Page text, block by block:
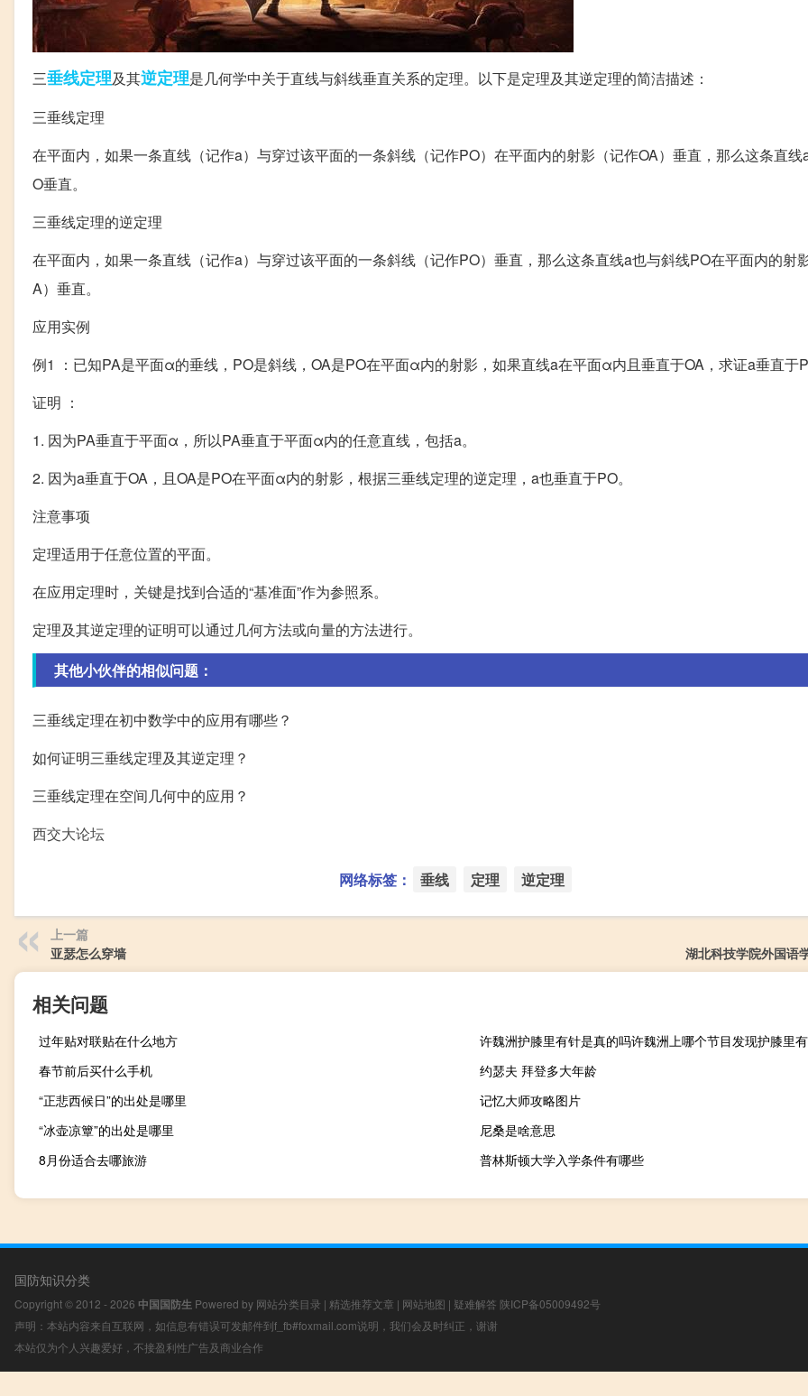
三垂线定理及其逆定理是几何学中关于直线与斜线垂直关系的定理。以下是定理及其逆定理的简洁描述：
三垂线定理
在平面内，如果一条直线（记作a）与穿过该平面的一条斜线（记作PO）在平面内的射影（记作OA）垂直，那么这条直线
O垂直。
三垂线定理的逆定理
在平面内，如果一条直线（记作a）与穿过该平面的一条斜线（记作PO）垂直，那么这条直线a也与斜线PO在平面内的射
A）垂直。
应用实例
例1 ：已知PA是平面α的垂线，PO是斜线，OA是PO在平面α内的射影，如果直线a在平面α内且垂直于OA，求证a垂直于
证明 ：
1. 因为PA垂直于平面α，所以PA垂直于平面α内的任意直线，包括a。
2. 因为a垂直于OA，且OA是PO在平面α内的射影，根据三垂线定理的逆定理，a也垂直于PO。
注意事项
定理适用于任意位置的平面。
在应用定理时，关键是找到合适的“基准面”作为参照系。
定理及其逆定理的证明可以通过几何方法或向量的方法进行。
其他小伙伴的相似问题：
三垂线定理在初中数学中的应用有哪些？
如何证明三垂线定理及其逆定理？
三垂线定理在空间几何中的应用？
西交大论坛
网络标签： 垂线 定理 逆定理
上一篇
亚瑟怎么穿墙
湖北科技学院外国语
相关问题
过年贴对联贴在什么地方
许魏洲护膝里有针是真的吗许魏洲上哪个节目发现护膝里
春节前后买什么手机
约瑟夫 拜登多大年龄
“正悲西候日”的出处是哪里
记忆大师攻略图片
“冰壶凉簟”的出处是哪里
尼桑是啥意思
8月份适合去哪旅游
普林斯顿大学入学条件有哪些
国防知识分类
Copyright © 2012 - 2026 中国国防生 Powered by 网站分类目录 | 精选推荐文章 | 网站地图 | 疑难解答 陕ICP备05009492号
声明：本站内容来自互联网，如信息有错误可发邮件到f_fb#foxmail.com说明，我们会及时纠正，谢谢
本站仅为个人兴趣爱好，不接盈利性广告及商业合作